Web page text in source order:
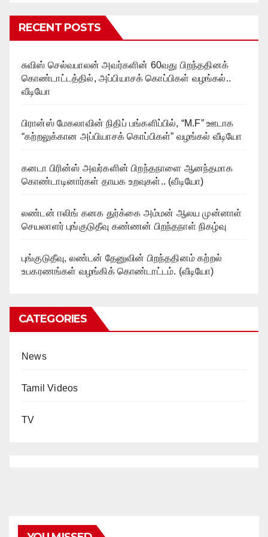
RECENT POSTS
சுவிஸ் செல்வபாலன் அவர்களின் 60வது பிறந்ததினக்
கொண்டாட்டத்தில், அப்பியாசக் கொப்பிகள் வழங்கல்..
வீடியோ
பிரான்ஸ் மேகலாவின் நிதிப் பங்களிப்பில், “M.F” ஊடாக
“கற்றலுக்கான அப்பியாசக் கொப்பிகள்” வழங்கல் வீடியோ
கனடா பிரின்ஸ் அவர்களின் பிறந்தநாளை ஆனந்தமாக
கொண்டாடினார்கள் தாயக உறவுகள்.. (வீடியோ)
லண்டன் ஈலிங் கனக துர்க்கை அம்மன் ஆலய முன்னாள்
செயலாளர் புங்குடுதீவு கண்ணன் பிறந்தநாள் நிகழ்வு
புங்குடுதீவு, லண்டன் தேனுவின் பிறந்ததினம் கற்றல்
உபகரணங்கள் வழங்கிக் கொண்டாட்டம். (வீடியோ)
CATEGORIES
News
Tamil Videos
TV